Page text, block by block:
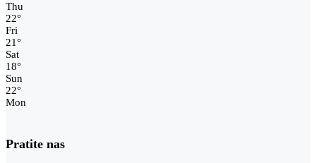
Thu
22°
Fri
21°
Sat
18°
Sun
22°
Mon
Pratite nas